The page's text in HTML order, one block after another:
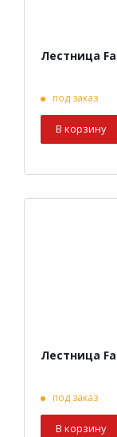
под заказ
В корзину
под заказ
В корзину